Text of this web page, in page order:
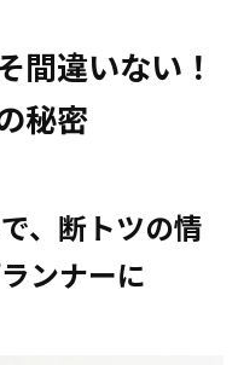
間違いない！
秘密
、断トツの情
ンナーに